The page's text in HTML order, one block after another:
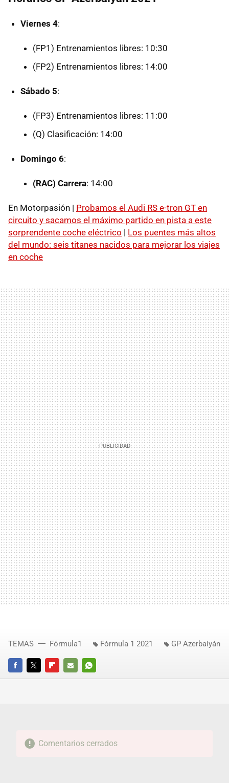
Viernes 4:
(FP1) Entrenamientos libres: 10:30
(FP2) Entrenamientos libres: 14:00
Sábado 5:
(FP3) Entrenamientos libres: 11:00
(Q) Clasificación: 14:00
Domingo 6:
(RAC) Carrera: 14:00
En Motorpasión | Probamos el Audi RS e-tron GT en
circuito y sacamos el máximo partido en pista a este
sorprendente coche eléctrico | Los puentes más altos
del mundo: seis titanes nacidos para mejorar los viajes
en coche
FACEBOOKTWITTERFLIPBOARD
E-
WHATSAPP
TEMAS Fórmula1 Fórmula 1 2021 GP Azerbaiyán
Comentarios cerrados